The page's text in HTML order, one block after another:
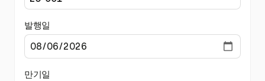
발행일
만기일